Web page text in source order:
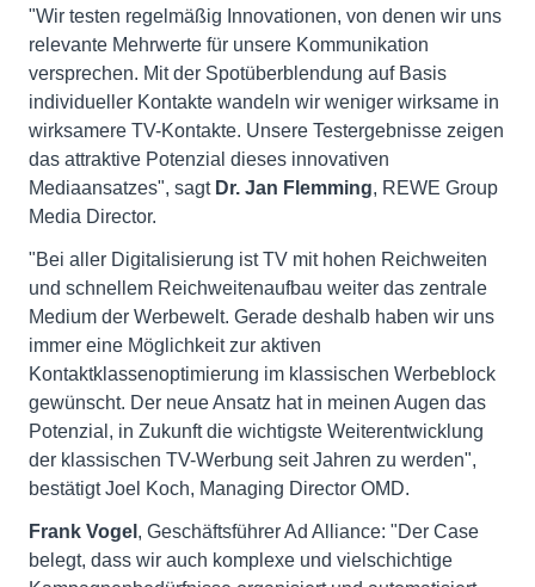
"Wir testen regelmäßig Innovationen, von denen wir uns
relevante Mehrwerte für unsere Kommunikation
versprechen. Mit der Spotüberblendung auf Basis
individueller Kontakte wandeln wir weniger wirksame in
wirksamere TV-Kontakte. Unsere Testergebnisse zeigen
das attraktive Potenzial dieses innovativen
Mediaansatzes", sagt Dr. Jan Flemming, REWE Group
Media Director.
"Bei aller Digitalisierung ist TV mit hohen Reichweiten
und schnellem Reichweitenaufbau weiter das zentrale
Medium der Werbewelt. Gerade deshalb haben wir uns
immer eine Möglichkeit zur aktiven
Kontaktklassenoptimierung im klassischen Werbeblock
gewünscht. Der neue Ansatz hat in meinen Augen das
Potenzial, in Zukunft die wichtigste Weiterentwicklung
der klassischen TV-Werbung seit Jahren zu werden",
bestätigt Joel Koch, Managing Director OMD.
Frank Vogel , Geschäftsführer Ad Alliance: "Der Case
belegt, dass wir auch komplexe und vielschichtige